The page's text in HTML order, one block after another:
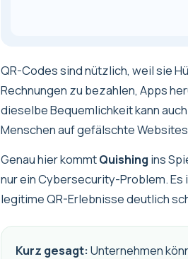
QR-Codes sind nützlich, weil sie
Rechnungen zu bezahlen, Apps
dieselbe Bequemlichkeit kann
Menschen auf gefälschte
Genau hier kommtQuishing ins
nur ein Cybersecurity-Problem. Es
legitime QR-Erlebnisse deutlich
Kurz gesagt: Unternehmen